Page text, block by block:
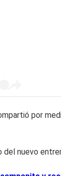
por
nuevo